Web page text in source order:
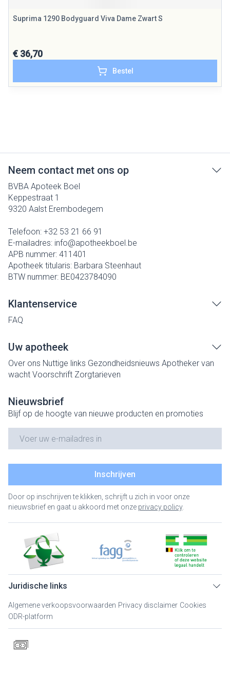
Suprima 1290 Bodyguard Viva Dame Zwart S
€ 36,70
Bestel
Neem contact met ons op
BVBA Apoteek Boel
Keppestraat 1
9320 Aalst Erembodegem
Telefoon: +32 53 21 66 91
E-mailadres: info@apotheekboel.be
APB nummer: 411401
Apotheek titularis: Barbara Steenhaut
BTW nummer: BE0423784090
Klantenservice
FAQ
Uw apotheek
Over ons Nuttige links Gezondheidsnieuws Apotheker van
wacht Voorschrift Zorgtarieven
Nieuwsbrief
Blijf op de hoogte van nieuwe producten en promoties
Inschrijven
Door op inschrijven te klikken, schrijft u zich in voor onze
nieuwsbrief en gaat u akkoord met onze privacy policy.
Juridische links
Algemene verkoopsvoorwaarden Privacy disclaimer Cookies
ODR-platform